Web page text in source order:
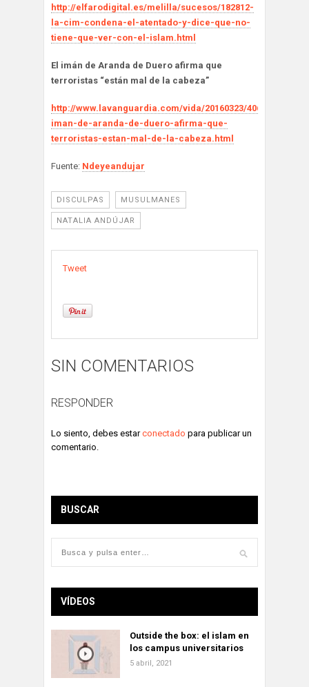
http://elfarodigital.es/melilla/sucesos/182812-
la-cim-condena-el-atentado-y-dice-que-no-
tiene-que-ver-con-el-islam.html
El imán de Aranda de Duero afirma que
terroristas “están mal de la cabeza”
http://www.lavanguardia.com/vida/20160323/40644058521/
iman-de-aranda-de-duero-afirma-que-
terroristas-estan-mal-de-la-cabeza.html
Fuente: Ndeyeandujar
DISCULPAS MUSULMANES
NATALIA ANDÚJAR
Tweet
SIN COMENTARIOS
RESPONDER
Lo siento, debes estarconectado para publicar un
comentario.
BUSCAR
VÍDEOS
Outside the box: el islam en
los campus universitarios
5 abril, 2021